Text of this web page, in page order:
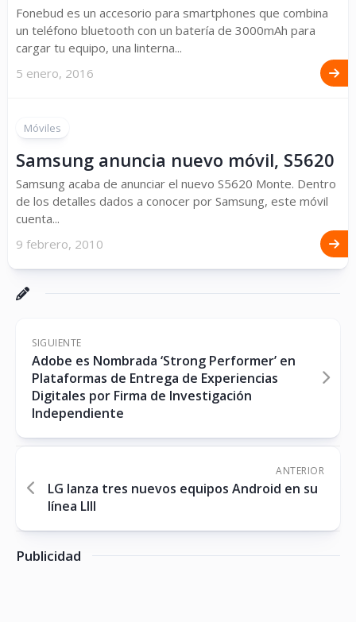
Fonebud es un accesorio para smartphones que combina
un teléfono bluetooth con un batería de 3000mAh para
cargar tu equipo, una linterna...
5 enero, 2016
Móviles
Samsung anuncia nuevo móvil, S5620
Samsung acaba de anunciar el nuevo S5620 Monte. Dentro
de los detalles dados a conocer por Samsung, este móvil
cuenta...
9 febrero, 2010
SIGUIENTE
Adobe es Nombrada ‘Strong Performer’ en
Plataformas de Entrega de Experiencias
Digitales por Firma de Investigación
Independiente
ANTERIOR
LG lanza tres nuevos equipos Android en su
línea LIII
Publicidad